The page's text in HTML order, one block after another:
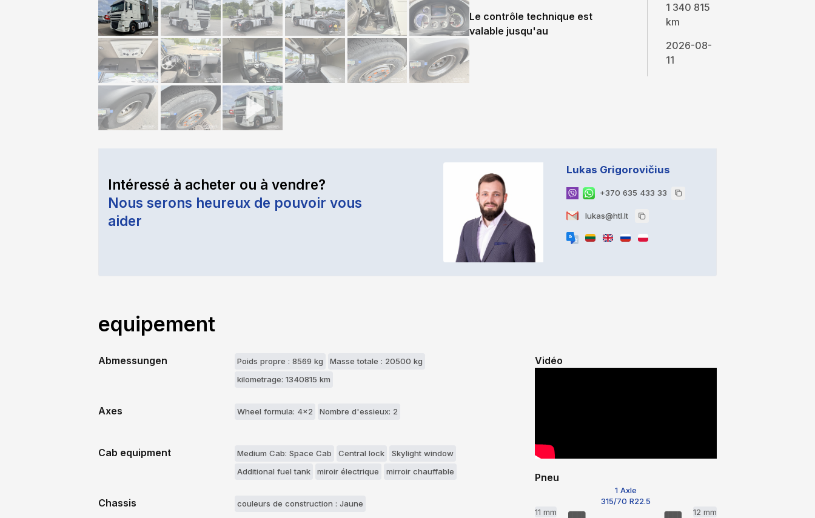
Le contrôle technique est
valable jusqu'au
1 340 815
km
2026-08-
11
Intéressé à acheter ou à vendre?
Nous serons heureux de pouvoir vous
aider
Lukas Grigorovičius
+370 635 433 33
lukas@htl.lt
equipement
Abmessungen Poids propre : 8569 kg
Masse totale : 20500 kg
kilometrage: 1340815 km
Axes Wheel formula: 4x2 Nombre d'essieux: 2
Cab equipment Medium Cab: Space Cab Central lock
Skylight window
Additional fuel tank
miroir électrique mirroir chauffable
Chassis couleurs de construction : Jaune
Vidéo
Pneu
1 Axle
315/70 R22.5
11 mm
12 mm